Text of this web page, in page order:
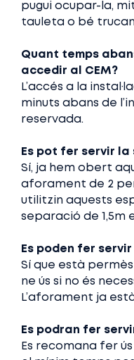
pugui ocupar-la,
tauleta o bé
Quant temps
accedir al CEM?
L’accés a la
minuts abans de
reservada.
Es pot fer servir la
Sí, ja hem obert
aforament de 2
utilitzin aquests
separació de 1,5m
Es poden fer
Sí que està
ne ús si no és
L’aforament ja
Es podran fer
Es recomana fer